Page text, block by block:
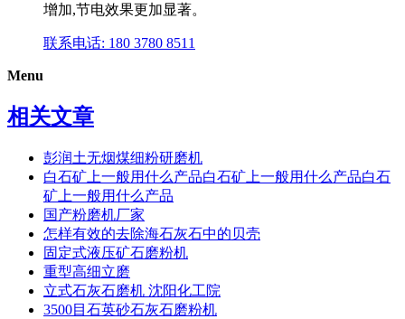
增加,节电效果更加显著。
联系电话: 180 3780 8511
Menu
相关文章
彭润土无烟煤细粉研磨机
白石矿上一般用什么产品白石矿上一般用什么产品白石
矿上一般用什么产品
国产粉磨机厂家
怎样有效的去除海石灰石中的贝壳
固定式液压矿石磨粉机
重型高细立磨
立式石灰石磨机 沈阳化工院
3500目石英砂石灰石磨粉机